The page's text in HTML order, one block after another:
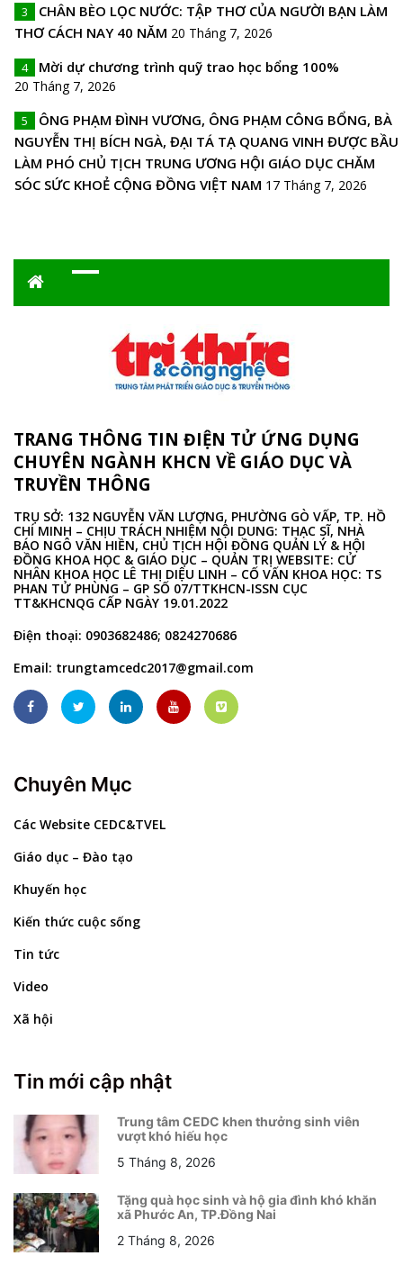
3
CHÂN BÈO LỌC NƯỚC: TẬP THƠ CỦA NGƯỜI BẠN LÀM
THƠ CÁCH NAY 40 NĂM 20 Tháng 7, 2026
4 Mời dự chương trình quỹ trao học bổng 100%
20 Tháng 7, 2026
5
ÔNG PHẠM ĐÌNH VƯƠNG, ÔNG PHẠM CÔNG BỔNG, BÀ
NGUYỄN THỊ BÍCH NGÀ, ĐẠI TÁ TẠ QUANG VINH ĐƯỢC BẦU
LÀM PHÓ CHỦ TỊCH TRUNG ƯƠNG HỘI GIÁO DỤC CHĂM
SÓC SỨC KHOẺ CỘNG ĐỒNG VIỆT NAM 17 Tháng 7, 2026
TRANG THÔNG TIN ĐIỆN TỬ ỨNG DỤNG
CHUYÊN NGÀNH KHCN VỀ GIÁO DỤC VÀ
TRUYỀN THÔNG
TRỤ SỞ: 132 NGUYỄN VĂN LƯỢNG, PHƯỜNG GÒ VẤP, TP. HỒ
CHÍ MINH – CHỊU TRÁCH NHIỆM NỘI DUNG: THẠC SĨ, NHÀ
BÁO NGÔ VĂN HIỀN, CHỦ TỊCH HỘI ĐỒNG QUẢN LÝ & HỘI
ĐỒNG KHOA HỌC & GIÁO DỤC – QUẢN TRỊ WEBSITE: CỬ
NHÂN KHOA HỌC LÊ THỊ DIỆU LINH – CỐ VẤN KHOA HỌC: TS
PHAN TỬ PHÙNG – GP SỐ 07/TTKHCN-ISSN CỤC
TT&KHCNQG CẤP NGÀY 19.01.2022
Điện thoại: 0903682486; 0824270686
Email: trungtamcedc2017@gmail.com
Chuyên Mục
Các Website CEDC&TVEL
Giáo dục – Đào tạo
Khuyến học
Kiến thức cuộc sống
Tin tức
Video
Xã hội
Tin mới cập nhật
Trung tâm CEDC khen thưởng sinh viên
vượt khó hiếu học
5 Tháng 8, 2026
Tặng quà học sinh và hộ gia đình khó khăn
xã Phước An, TP.Đồng Nai
2 Tháng 8, 2026